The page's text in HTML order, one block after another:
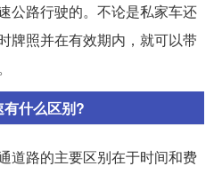
公路行驶的。不论是私家车还
牌照并在有效期内，就可以带
什么区别?
道路的主要区别在于时间和费